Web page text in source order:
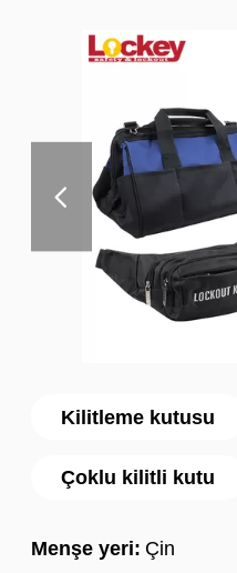
Kilitleme kutusu
Çoklu kilitli kutu
Menşe yeri: Çin